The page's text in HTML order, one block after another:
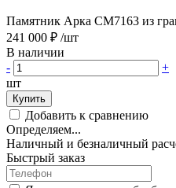
Памятник Арка CM7163 из
241 000 ₽ /шт
В наличии
-
+
шт
Купить
Добавить к сравнению
Определяем...
Наличный и безналичный
Быстрый заказ